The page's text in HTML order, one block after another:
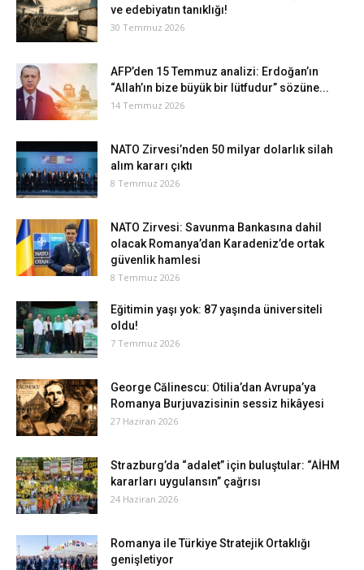
ve edebiyatın tanıklığı!
30 Temmuz 2026
AFP’den 15 Temmuz analizi: Erdoğan’ın
“Allah’ın bize büyük bir lütfudur” sözüne...
14 Temmuz 2026
NATO Zirvesi’nden 50 milyar dolarlık silah
alım kararı çıktı
8 Temmuz 2026
NATO Zirvesi: Savunma Bankasına dahil
olacak Romanya’dan Karadeniz’de ortak
güvenlik hamlesi
8 Temmuz 2026
Eğitimin yaşı yok: 87 yaşında üniversiteli
oldu!
7 Temmuz 2026
George Călinescu: Otilia’dan Avrupa’ya
Romanya Burjuvazisinin sessiz hikâyesi
27 Haziran 2026
Strazburg’da “adalet” için buluştular: “AİHM
kararları uygulansın” çağrısı
24 Haziran 2026
Romanya ile Türkiye Stratejik Ortaklığı
genişletiyor